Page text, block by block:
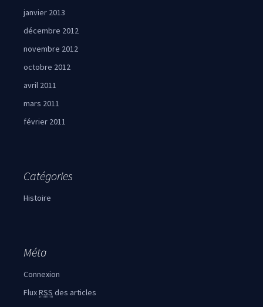
janvier 2013
décembre 2012
novembre 2012
octobre 2012
avril 2011
mars 2011
février 2011
Catégories
Histoire
Méta
Connexion
FluxRSS des articles